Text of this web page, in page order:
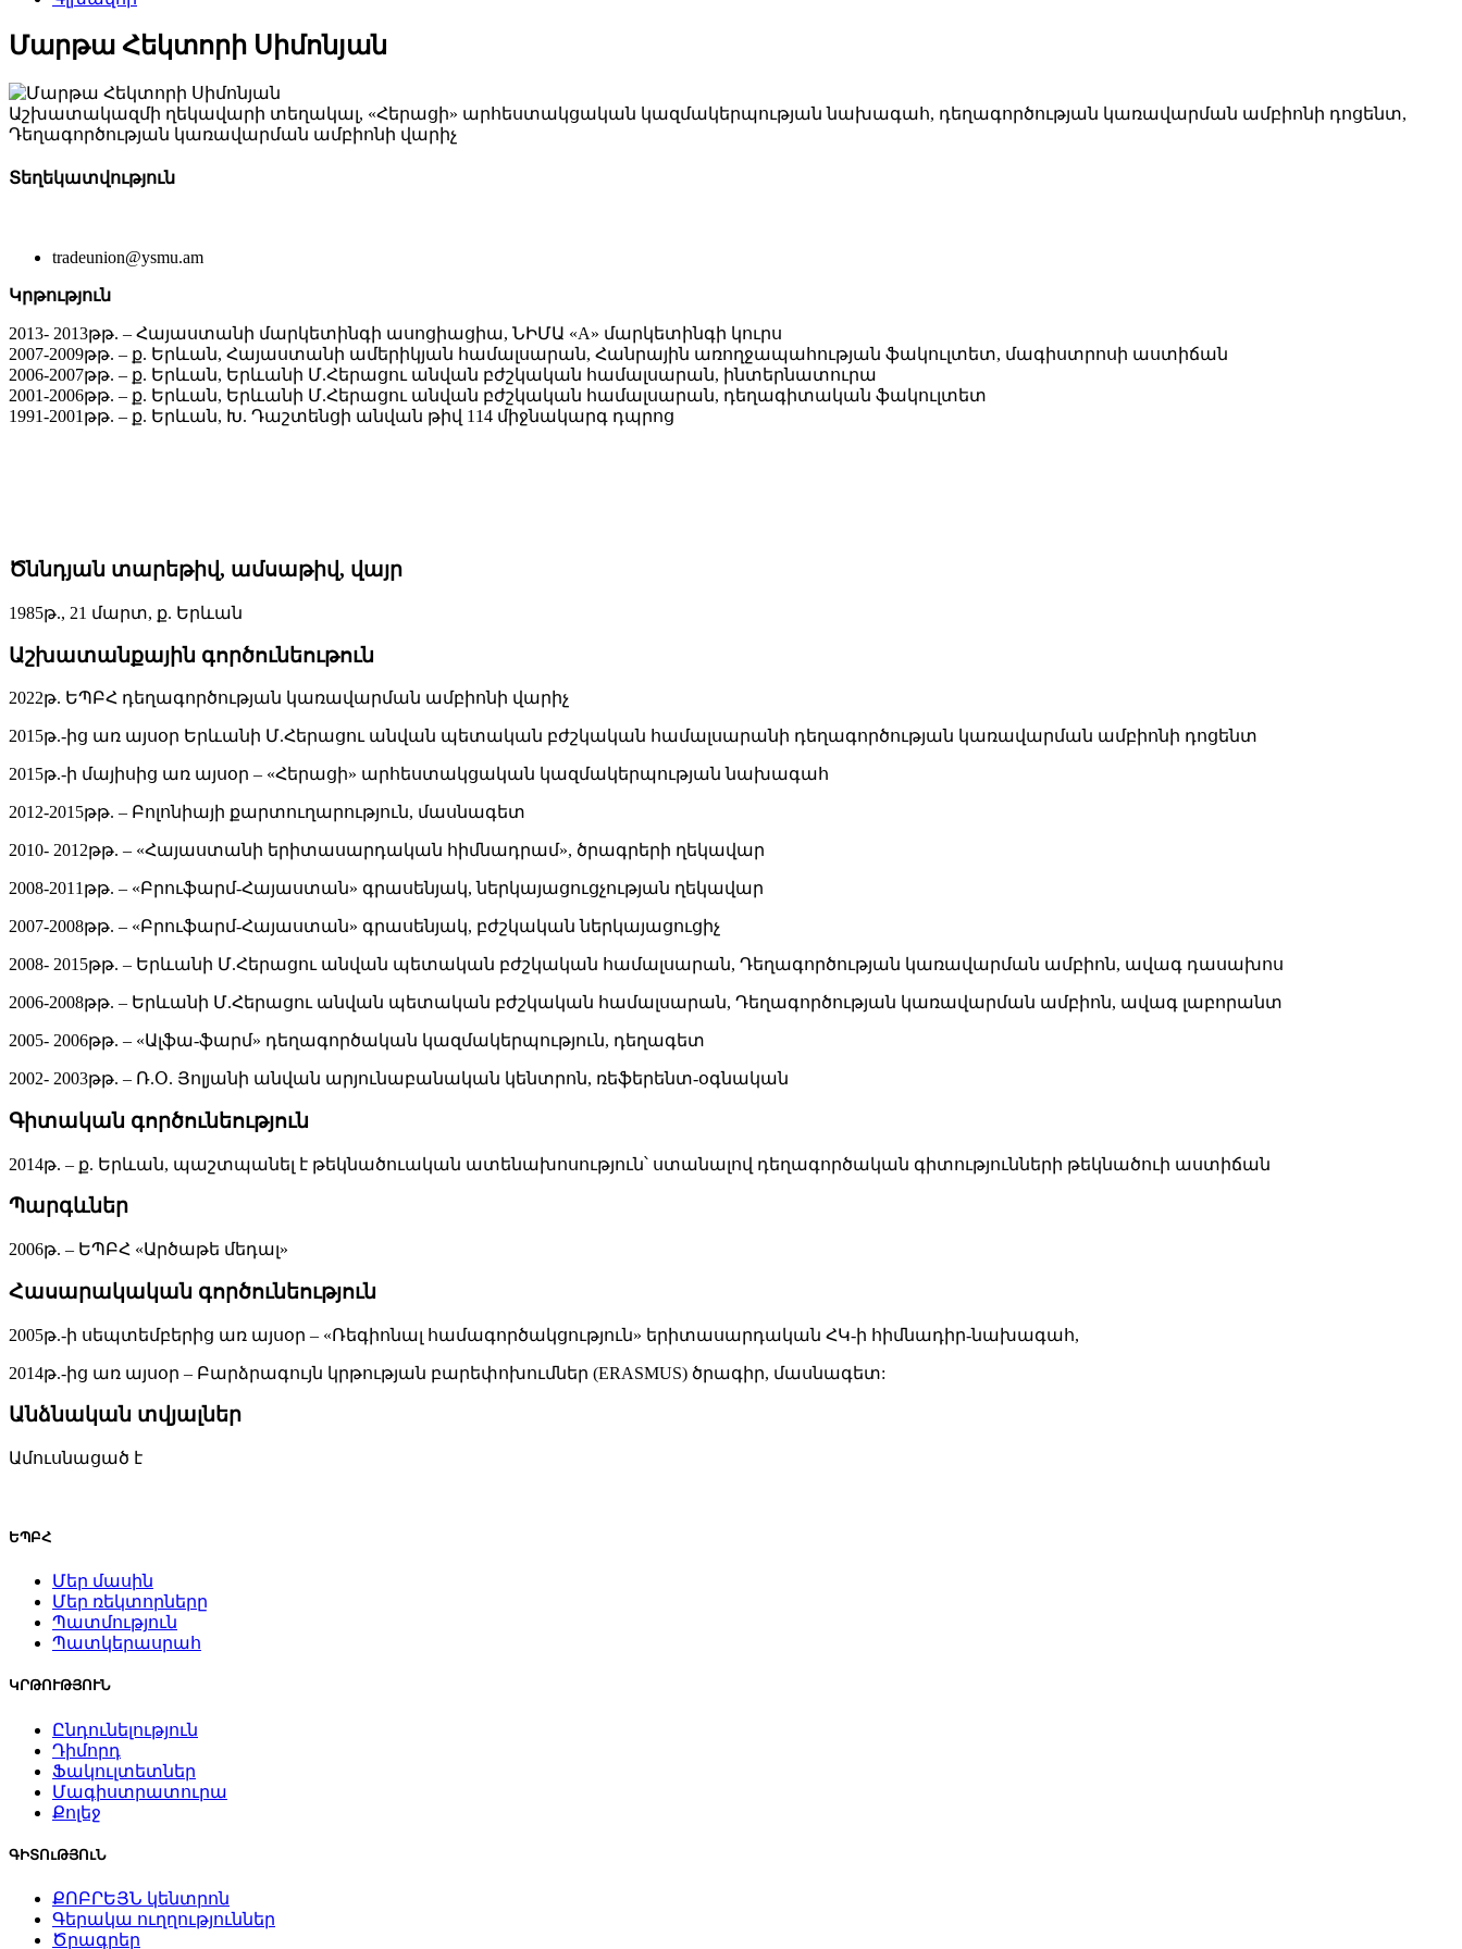
Մարթա Հեկտորի Սիմոնյան
Աշխատակազմի ղեկավարի տեղակալ, «Հերացի» արհեստակցական կազմակերպության նախագահ, դեղագործության կառավարման ամբիոնի դոցենտ,
Դեղագործության կառավարման ամբիոնի վարիչ
Տեղեկատվություն
tradeunion@ysmu.am
Կրթություն
2013- 2013թթ. – Հայաստանի մարկետինգի ասոցիացիա, ՆԻՄԱ «A» մարկետինգի կուրս
2007-2009թթ. – ք. Երևան, Հայաստանի ամերիկյան համալսարան, Հանրային առողջապահության ֆակուլտետ, մագիստրոսի աստիճան
2006-2007թթ. – ք. Երևան, Երևանի Մ.Հերացու անվան բժշկական համալսարան, ինտերնատուրա
2001-2006թթ. – ք. Երևան, Երևանի Մ.Հերացու անվան բժշկական համալսարան, դեղագիտական ֆակուլտետ
1991-2001թթ. – ք. Երևան, Խ. Դաշտենցի անվան թիվ 114 միջնակարգ դպրոց
Ծննդյան տարեթիվ, ամսաթիվ, վայր
1985թ., 21 մարտ, ք. Երևան
Աշխատանքային գործունեութուն
2022թ. ԵՊԲՀ դեղագործության կառավարման ամբիոնի վարիչ
2015թ.-ից առ այսօր Երևանի Մ.Հերացու անվան պետական բժշկական համալսարանի դեղագործության կառավարման ամբիոնի դոցենտ
2015թ.-ի մայիսից առ այսօր – «Հերացի» արհեստակցական կազմակերպության նախագահ
2012-2015թթ. – Բոլոնիայի քարտուղարություն, մասնագետ
2010- 2012թթ. – «Հայաստանի երիտասարդական հիմնադրամ», ծրագրերի ղեկավար
2008-2011թթ. – «Բրուֆարմ-Հայաստան» գրասենյակ, ներկայացուցչության ղեկավար
2007-2008թթ. – «Բրուֆարմ-Հայաստան» գրասենյակ, բժշկական ներկայացուցիչ
2008- 2015թթ. – Երևանի Մ.Հերացու անվան պետական բժշկական համալսարան, Դեղագործության կառավարման ամբիոն, ավագ դասախոս
2006-2008թթ. – Երևանի Մ.Հերացու անվան պետական բժշկական համալսարան, Դեղագործության կառավարման ամբիոն, ավագ լաբորանտ
2005- 2006թթ. – «Ալֆա-ֆարմ» դեղագործական կազմակերպություն, դեղագետ
2002- 2003թթ. – Ռ.Օ. Յոլյանի անվան արյունաբանական կենտրոն, ռեֆերենտ-օգնական
Գիտական գործունեություն
2014թ. – ք. Երևան, պաշտպանել է թեկնածուական ատենախոսություն՝ ստանալով դեղագործական գիտությունների թեկնածուի աստիճան
Պարգևներ
2006թ. – ԵՊԲՀ «Արծաթե մեդալ»
Հասարակական գործունեություն
2005թ.-ի սեպտեմբերից առ այսօր – «Ռեգիոնալ համագործակցություն» երիտասարդական ՀԿ-ի հիմնադիր-նախագահ,
2014թ.-ից առ այսօր – Բարձրագույն կրթության բարեփոխումներ (ERASMUS) ծրագիր, մասնագետ:
Անձնական տվյալներ
Ամուսնացած է
ԵՊԲՀ
Մեր մասին
Մեր ռեկտորները
Պատմություն
Պատկերասրահ
ԿՐԹՈՒԹՅՈՒՆ
Ընդունելություն
Դիմորդ
Ֆակուլտետներ
Մագիստրատուրա
Քոլեջ
ԳԻՏՈւԹՅՈւՆ
ՔՈԲՐԵՅՆ կենտրոն
Գերակա ուղղություններ
Ծրագրեր